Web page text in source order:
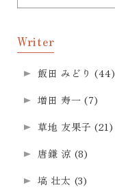
Writer
飯田 みどり (44)
増田 寿一 (7)
草地 友果子 (21)
唐鎌 涼 (8)
塙 壮太 (3)